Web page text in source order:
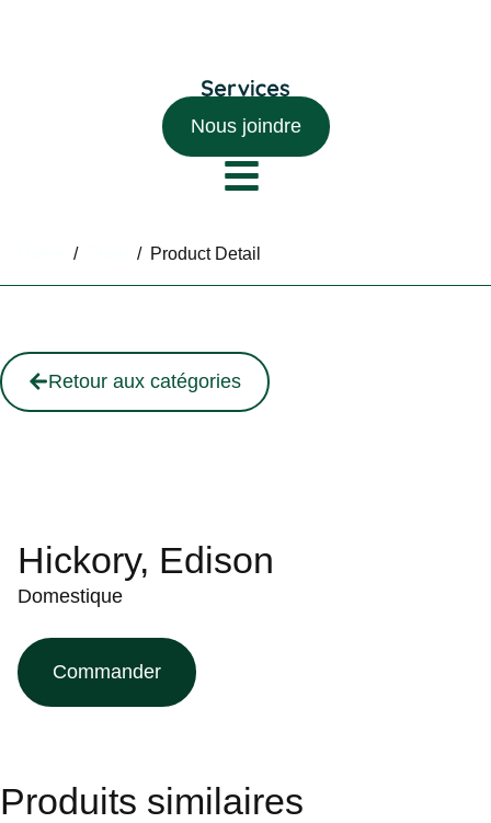
Nous joindre
/ / Product Detail
Retour aux catégories
Hickory, Edison
Domestique
Commander
Produits similaires